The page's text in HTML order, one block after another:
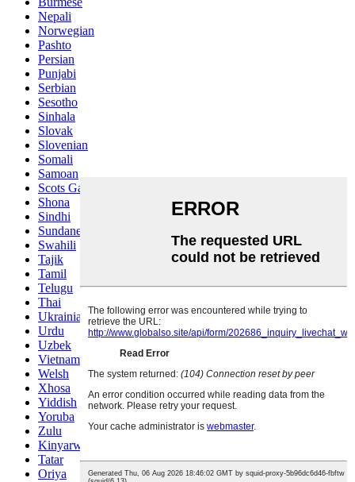
Nepali
Norwegian
Pashto
Persian
Punjabi
Serbian
Sesotho
Sinhala
Slovak
Slovenian
Somali
Samoan
Scots Gaelic
Shona
Sindhi
Sundanese
Swahili
Tajik
Tamil
Telugu
Thai
Ukrainian
Urdu
Uzbek
Vietnamese
Welsh
Xhosa
Yiddish
Yoruba
Zulu
Kinyarwanda
Tatar
Oriya